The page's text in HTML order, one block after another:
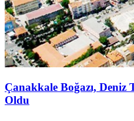
Çanakkale Boğazı,
Oldu